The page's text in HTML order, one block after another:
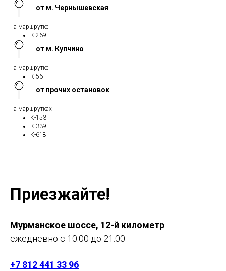
от м. Чернышевская
на маршрутке
К-269
от м. Купчино
на маршрутке
К-56
от прочих остановок
на маршрутках
К-153
К-339
К-618
Приезжайте!
Мурманское шоссе, 12-й километр
ежедневно с 10:00 до 21:00
+7 812 441 33 96